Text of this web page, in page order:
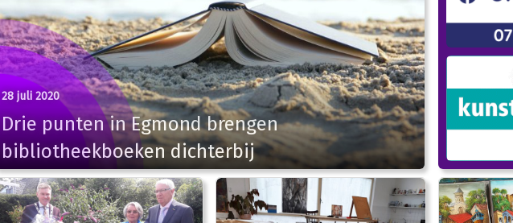
28 juli 2020
Drie punten in Egmond brengen
bibliotheekboeken dichterbij